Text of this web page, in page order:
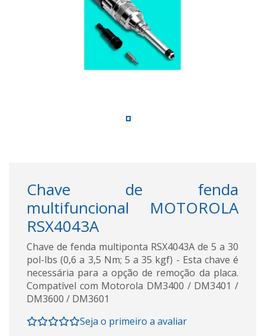
Chave de fenda
multifuncional MOTOROLA
RSX4043A
Chave de fenda multiponta RSX4043A de 5 a 30
pol-lbs (0,6 a 3,5 Nm; 5 a 35 kgf) - Esta chave é
necessária para a opção de remoção da placa.
Compatível com Motorola DM3400 / DM3401 /
DM3600 / DM3601
Seja o primeiro a avaliar